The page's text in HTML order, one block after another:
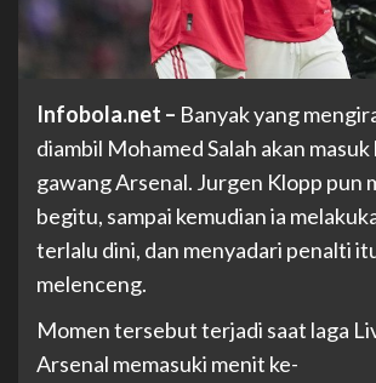
Infobola.net – Banyak yang
diambil Mohamed Salah akan masuk
gawang Arsenal. Jurgen Klopp pun
begitu, sampai kemudian ia
terlalu dini, dan menyadari penalti
melenceng.
Momen tersebut terjadi saat laga
Arsenal memasuki menit ke-